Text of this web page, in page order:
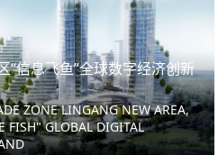
“信息飞鱼”全球数字经济创新
ZONE LINGANG NEW AREA,
FISH" GLOBAL DIGITAL